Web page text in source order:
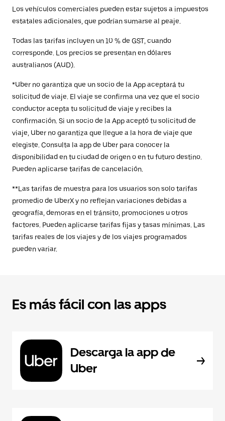
Los vehículos comerciales pueden estar sujetos a impuestos
estatales adicionales, que podrían sumarse al peaje.
Todas las tarifas incluyen un 10 % de GST, cuando
corresponde. Los precios se presentan en dólares
australianos (AUD).
*Uber no garantiza que un socio de la App aceptará tu
solicitud de viaje. El viaje se confirma una vez que el socio
conductor acepta tu solicitud de viaje y recibes la
confirmación. Si un socio de la App aceptó tu solicitud de
viaje, Uber no garantiza que llegue a la hora de viaje que
elegiste. Consulta la app de Uber para conocer la
disponibilidad en tu ciudad de origen o en tu futuro destino.
Pueden aplicarse tarifas de cancelación.
**Las tarifas de muestra para los usuarios son solo tarifas
promedio de UberX y no reflejan variaciones debidas a
geografía, demoras en el tránsito, promociones u otros
factores. Pueden aplicarse tarifas fijas y tasas mínimas. Las
tarifas reales de los viajes y de los viajes programados
pueden variar.
Es más fácil con las apps
Descarga la app de
Uber